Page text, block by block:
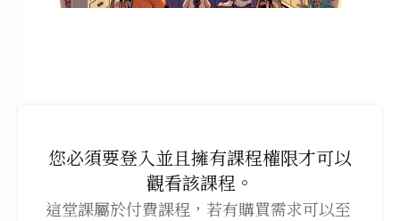
您必須要登入並且擁有課程權限才可以
觀看該課程。
這堂課屬於付費課程，若有購買需求可以至